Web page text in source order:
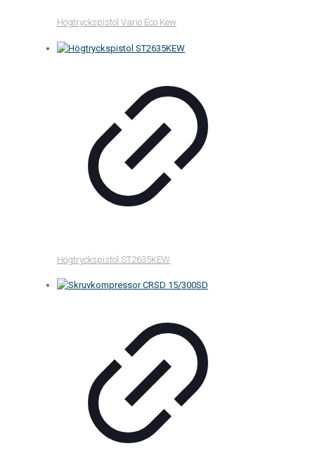
Högtryckspistol Vario Eco Kew
Högtryckspistol ST2635KEW